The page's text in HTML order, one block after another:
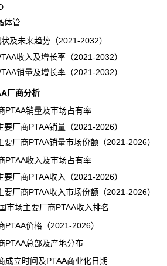
管
未来趋势（2021-2032）
入及增长率（2021-2032）
销量及增长率（2021-2032）
厂商分析
销量及市场占有率
PTAA销量（2021-2026）
PTAA销量市场份额（2021-2026）
收入及市场占有率
PTAA收入（2021-2026）
PTAA收入市场份额（2021-2026）
主要厂商PTAA收入排名
价格（2021-2026）
总部及产地分布
立时间及PTAA商业化日期